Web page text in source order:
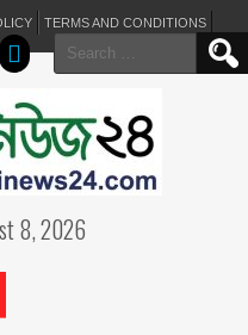
TERMS AND CONDITIONS
Search
for:
8, 2026